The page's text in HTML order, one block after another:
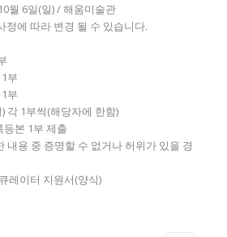
월 6일(일) / 해움미술관
정에 따라 변경 될 수 있습니다.
부
부
각 1부씩(해당자에 한함)
본 1부 제출
내용 중 증명할 수 없거나 허위가 있을 경
레이터 지원서(양식)